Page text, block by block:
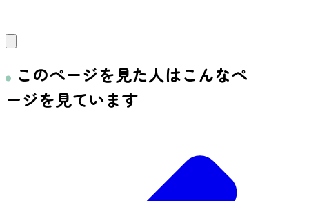
このページを見た人はこんなペ
ージを見ています